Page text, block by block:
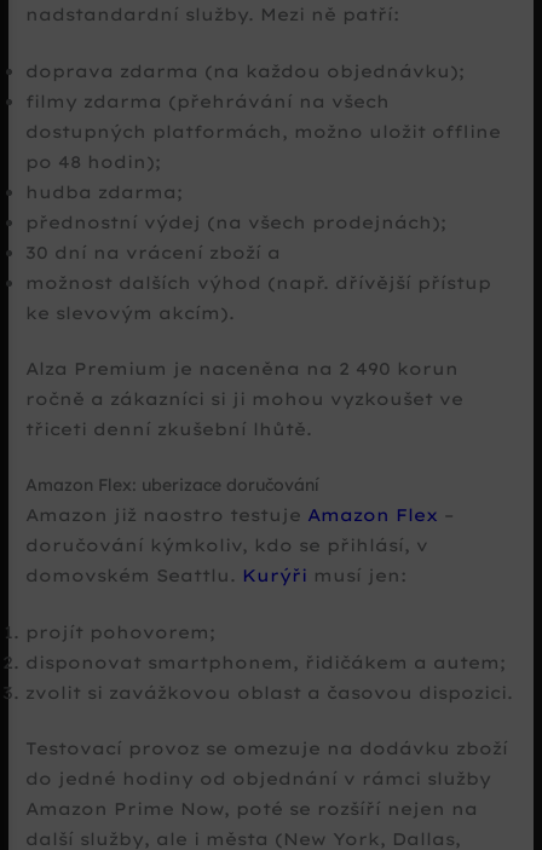
nadstandardní služby. Mezi ně patří:
doprava zdarma (na každou objednávku);
filmy zdarma (přehrávání na všech
dostupných platformách, možno uložit offline
po 48 hodin);
hudba zdarma;
přednostní výdej (na všech prodejnách);
30 dní na vrácení zboží a
možnost dalších výhod (např. dřívější přístup
ke slevovým akcím).
Alza Premium je naceněna na 2 490 korun
ročně a zákazníci si ji mohou vyzkoušet ve
třiceti denní zkušební lhůtě.
Amazon Flex: uberizace doručování
Amazon již naostro testuje Amazon Flex –
doručování kýmkoliv, kdo se přihlásí, v
domovském Seattlu. Kurýři musí jen:
projít pohovorem;
disponovat smartphonem, řidičákem a autem;
zvolit si zavážkovou oblast a časovou dispozici.
Testovací provoz se omezuje na dodávku zboží
do jedné hodiny od objednání v rámci služby
Amazon Prime Now, poté se rozšíří nejen na
další služby, ale i města (New York, Dallas,